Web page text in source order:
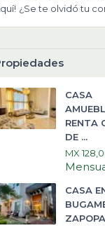
¿Se te olvidó tu
CASA
RENTA
DE ...
MX
CASA